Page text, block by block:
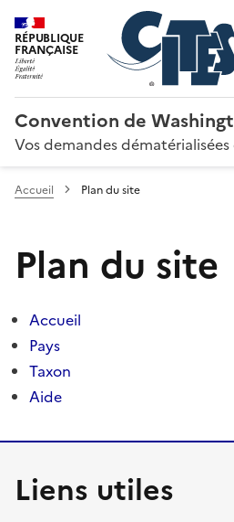
RÉPUBLIQUE
FRANÇAISE
Convention de
Vos demandes
Accueil Plan du site
Plan du site
Accueil
Pays
Taxon
Aide
Liens utiles